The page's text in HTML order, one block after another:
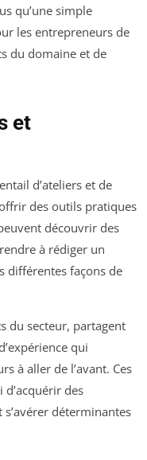
qu’une simple
les entrepreneurs de
du domaine et de
et
d’ateliers et de
des outils pratiques
découvrir des
à rédiger un
différentes façons de
du secteur, partagent
qui
à aller de l’avant. Ces
des
déterminantes